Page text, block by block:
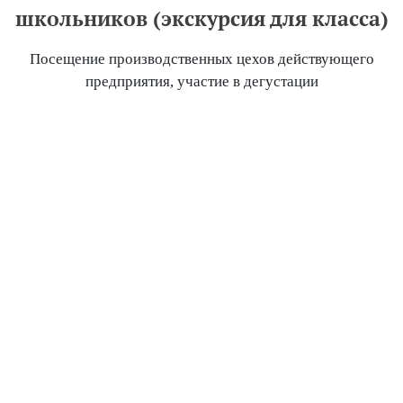
школьников (экскурсия для класса)
Посещение производственных цехов действующего
предприятия, участие в дегустации